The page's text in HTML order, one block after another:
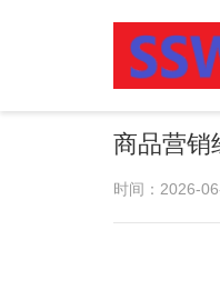
商品营销
时间：2026-